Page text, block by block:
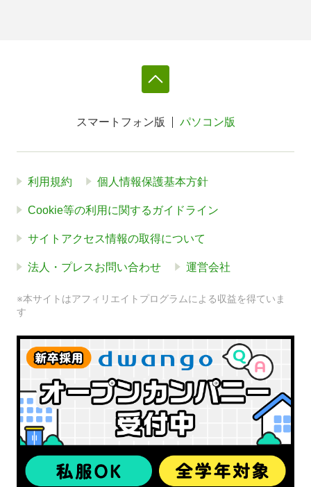
スマートフォン版 パソコン版
利用規約 個人情報保護基本方針
Cookie等の利用に関するガイドライン
サイトアクセス情報の取得について
法人・プレスお問い合わせ 運営会社
※本サイトはアフィリエイトプログラムによる収益を得ていま
す